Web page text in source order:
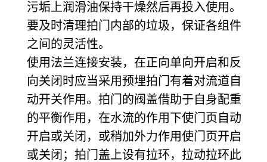
污垢上润滑油保持干燥然后再投入使用。
要及时清理拍门内部的垃圾，保证各组件
之间的灵活性。
使用法兰连接安装，在正向单向开启和反
向关闭时应当采用预埋拍门有着对流道自
动开关作用。拍门的阀盖借助于自身配重
的平衡作用，在水流的作用下使门页自动
开启或关闭，或稍加外力作用使门页开启
或关闭；拍门盖上设有拉环，拉动拉环此